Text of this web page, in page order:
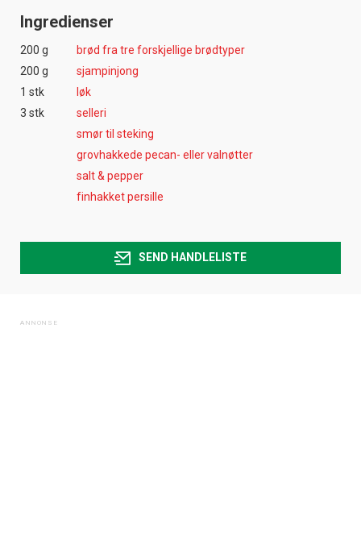
Ingredienser
200 g
brød fra tre forskjellige brødtyper
200 g
sjampinjong
1 stk
løk
3 stk
selleri
smør til steking
grovhakkede pecan- eller valnøtter
salt & pepper
finhakket persille
SEND HANDLELISTE